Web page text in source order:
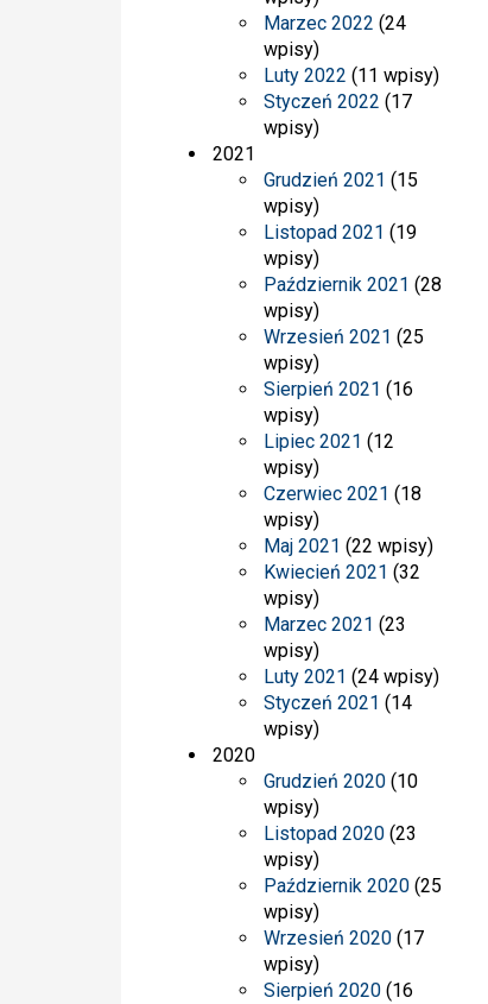
Marzec 2022 (24
wpisy)
Luty 2022 (11 wpisy)
Styczeń 2022 (17
wpisy)
2021
Grudzień 2021 (15
wpisy)
Listopad 2021 (19
wpisy)
Październik 2021 (28
wpisy)
Wrzesień 2021 (25
wpisy)
Sierpień 2021 (16
wpisy)
Lipiec 2021 (12
wpisy)
Czerwiec 2021 (18
wpisy)
Maj 2021 (22 wpisy)
Kwiecień 2021 (32
wpisy)
Marzec 2021 (23
wpisy)
Luty 2021 (24 wpisy)
Styczeń 2021 (14
wpisy)
2020
Grudzień 2020 (10
wpisy)
Listopad 2020 (23
wpisy)
Październik 2020 (25
wpisy)
Wrzesień 2020 (17
wpisy)
Sierpień 2020 (16